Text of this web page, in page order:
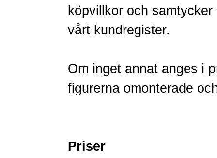
köpvillkor och
vårt kundregister.
Om inget annat anges i
figurerna omonterade
Priser